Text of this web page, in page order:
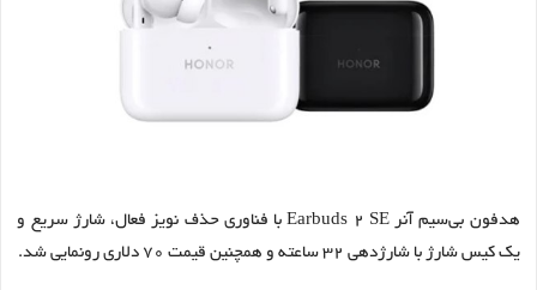
هدفون بی‌سیم آنر Earbuds 2 SE با فناوری حذف نویز فعال، شارژ سریع و
یک کیس شارژ با شارژدهی ۳۲ ساعته و همچنین قیمت ۷۰ دلاری رونمایی شد.